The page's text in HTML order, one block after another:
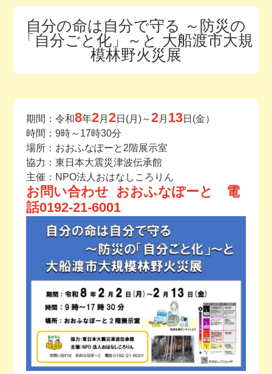
チームの紹介
活動報告ブログ
今月の予定
活動場所のご案内
ファンクラブのご案内
お問い合わせ
自分の命は自分で守る ～防災の
「自分ごと化」～と 大船渡市大規
模林野火災展
期間：令和8年2月 2日(月)～2月 13日(金）
時間：9時～17時30分
場所：おおふなぽーと2階展示室
協力：東日本大震災津波伝承館
主催：NPO法人おはなしころりん
お問い合わせ おおふなぽーと 電
話0192-21-6001